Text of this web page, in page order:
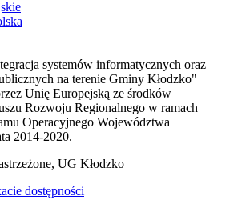
systemów informatycznych oraz
na terenie Gminy Kłodzko"
Unię Europejską ze środków
Rozwoju Regionalnego w ramach
Operacyjnego Województwa
2014-2020.
UG Kłodzko
dostępności